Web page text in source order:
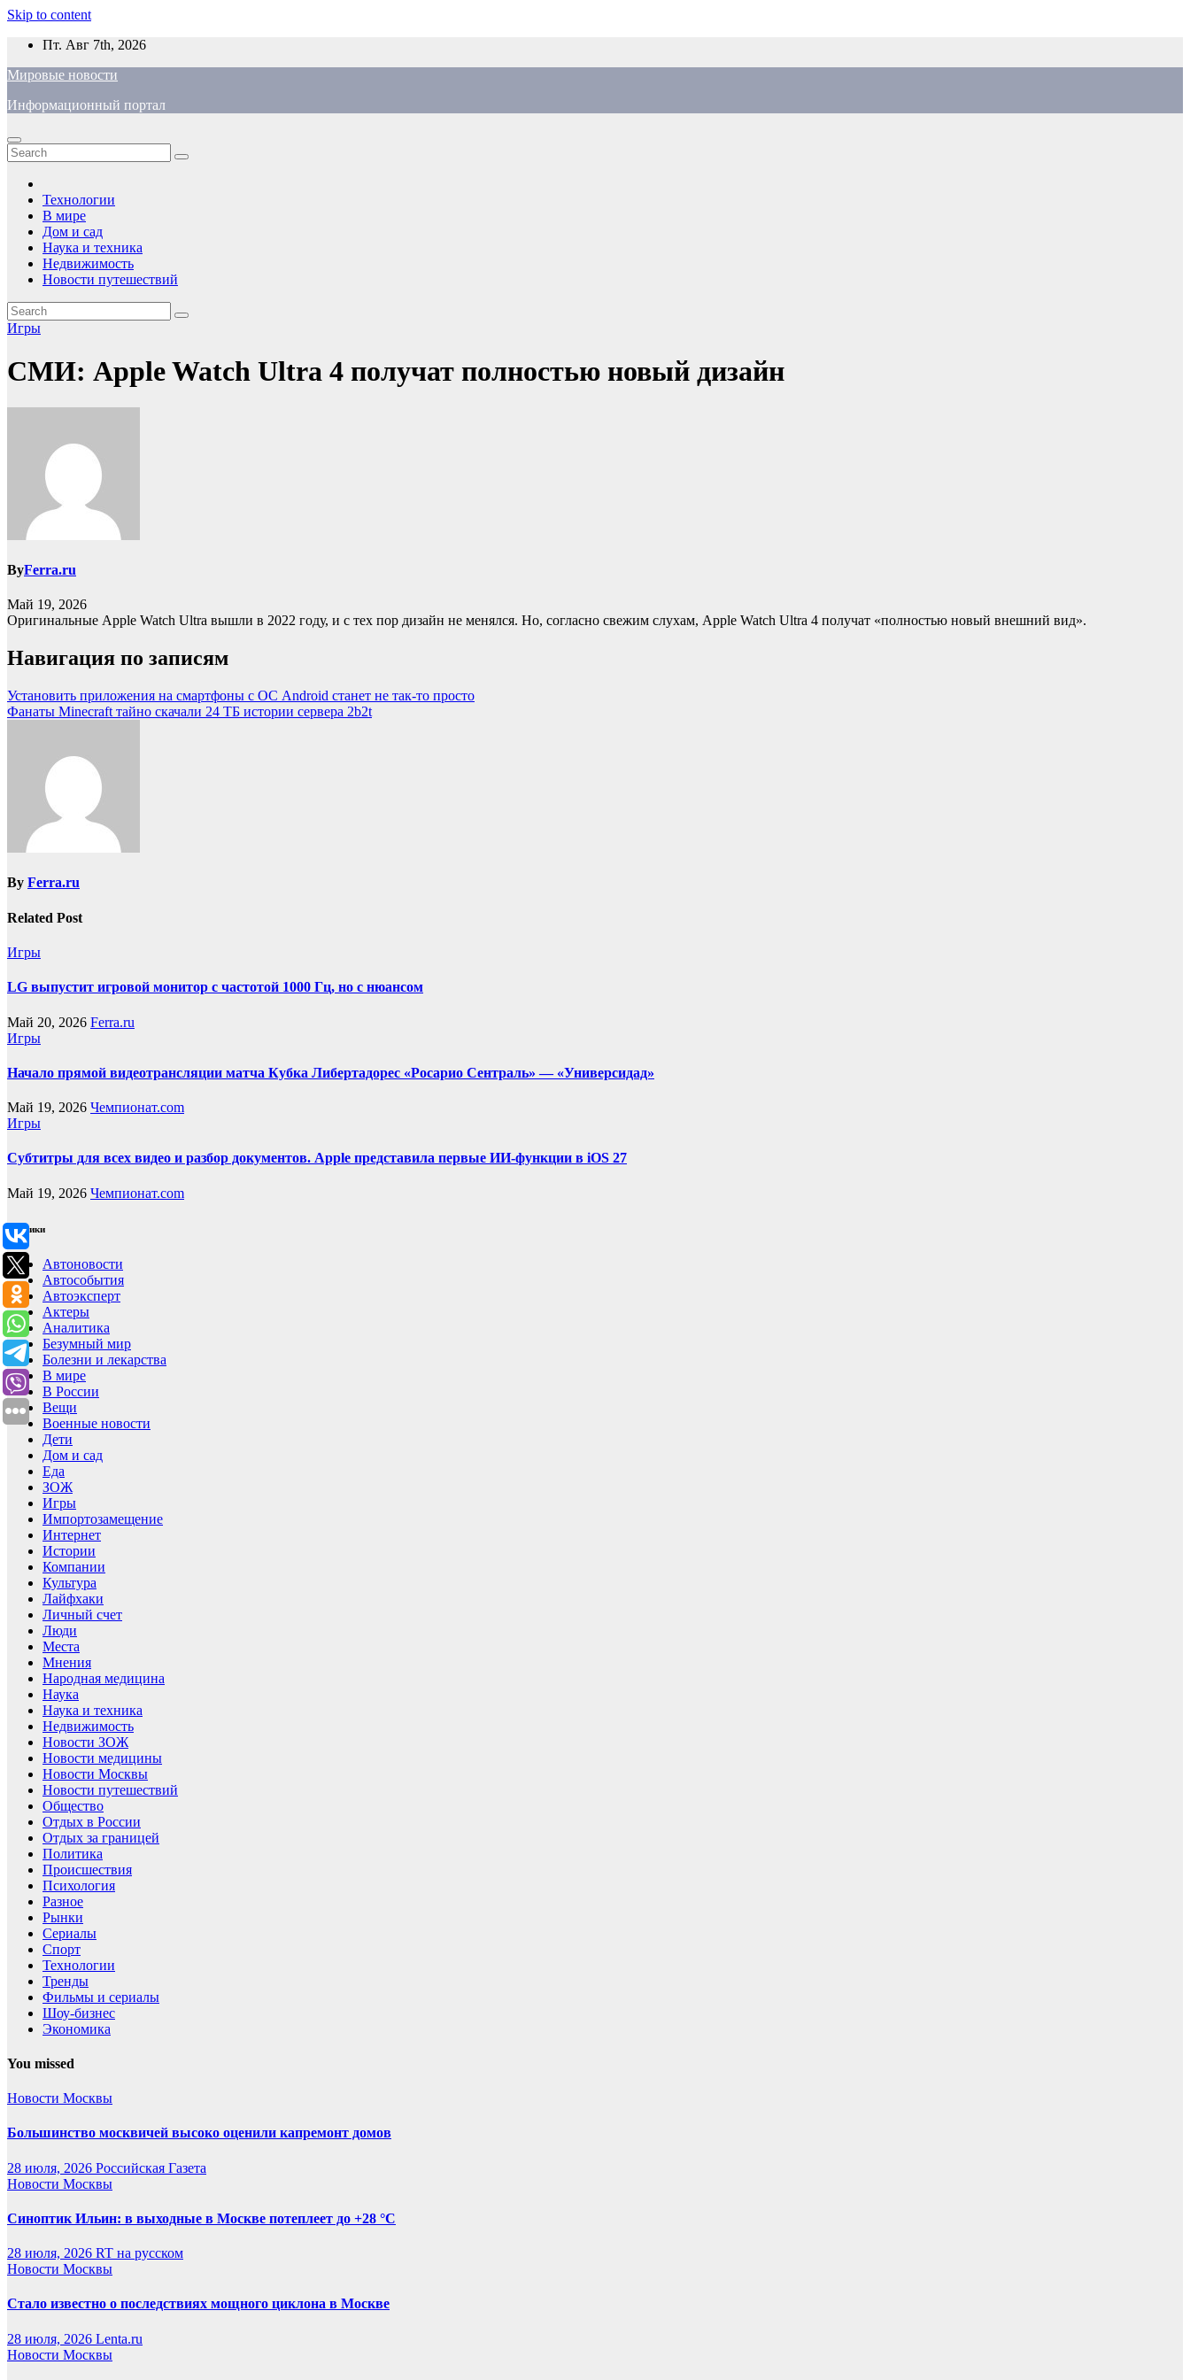
Skip to content
Пт. Авг 7th, 2026
Мировые новости
Информационный портал
Технологии
В мире
Дом и сад
Наука и техника
Недвижимость
Новости путешествий
Игры
СМИ: Apple Watch Ultra 4 получат полностью новый дизайн
ByFerra.ru
Май 19, 2026
Оригинальные Apple Watch Ultra вышли в 2022 году, и с тех пор дизайн не менялся. Но, согласно свежим слухам, Apple Watch Ultra 4 получат «полностью новый внешний вид».
Навигация по записям
Установить приложения на смартфоны с ОС Android станет не так-то просто
Фанаты Minecraft тайно скачали 24 ТБ истории сервера 2b2t
By Ferra.ru
Related Post
Игры
LG выпустит игровой монитор с частотой 1000 Гц, но с нюансом
Май 20, 2026 Ferra.ru
Игры
Начало прямой видеотрансляции матча Кубка Либертадорес «Росарио Сентраль» — «Универсидад»
Май 19, 2026 Чемпионат.com
Игры
Субтитры для всех видео и разбор документов. Apple представила первые ИИ-функции в iOS 27
Май 19, 2026 Чемпионат.com
Рубрики
Автоновости
Автособытия
Автоэксперт
Актеры
Аналитика
Безумный мир
Болезни и лекарства
В мире
В России
Вещи
Военные новости
Дети
Дом и сад
Еда
ЗОЖ
Игры
Импортозамещение
Интернет
Истории
Компании
Культура
Лайфхаки
Личный счет
Люди
Места
Мнения
Народная медицина
Наука
Наука и техника
Недвижимость
Новости ЗОЖ
Новости медицины
Новости Москвы
Новости путешествий
Общество
Отдых в России
Отдых за границей
Политика
Происшествия
Психология
Разное
Рынки
Сериалы
Спорт
Технологии
Тренды
Фильмы и сериалы
Шоу-бизнес
Экономика
You missed
Новости Москвы
Большинство москвичей высоко оценили капремонт домов
28 июля, 2026 Российская Газета
Новости Москвы
Синоптик Ильин: в выходные в Москве потеплеет до +28 °C
28 июля, 2026 RT на русском
Новости Москвы
Стало известно о последствиях мощного циклона в Москве
28 июля, 2026 Lenta.ru
Новости Москвы